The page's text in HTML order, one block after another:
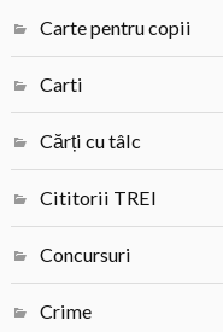
Carte pentru copii
Carti
Cărți cu tâlc
Cititorii TREI
Concursuri
Crime